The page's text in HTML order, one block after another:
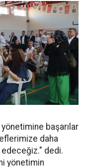
başarılar
daha
edeceğiz." dedi.
yönetimin